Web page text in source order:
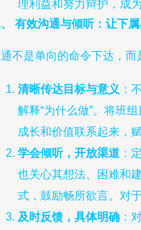
理利益和努力辩护，成为
有效沟通与倾听：让下
不是单向的命令下达，而
清晰传达目标与意义 ：
解释“为什么做”。将班
成长和价值联系起来，
学会倾听，开放渠道 ：
也关心其想法、困难和
式，鼓励畅所欲言。对
及时反馈，具体明确 ：